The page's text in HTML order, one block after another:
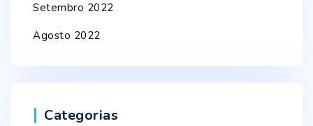
Setembro 2022
Agosto 2022
Categorias